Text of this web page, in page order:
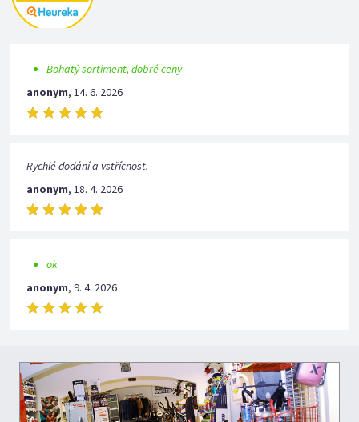
Bohatý sortiment, dobré ceny
anonym,14. 6. 2026
Rychlé dodání a vstřícnost.
anonym,18. 4. 2026
ok
anonym,9. 4. 2026